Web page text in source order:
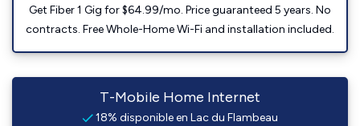
Get Fiber 1 Gig for $64.99/mo. Price guaranteed 5 years. No
contracts. Free Whole-Home Wi-Fi and installation included.
T-Mobile Home Internet
18% disponible en Lac du Flambeau